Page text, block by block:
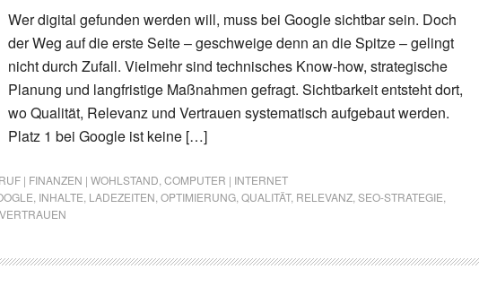
Wer digital gefunden werden will, muss bei Google sichtbar sein. Doch
der Weg auf die erste Seite – geschweige denn an die Spitze – gelingt
nicht durch Zufall. Vielmehr sind technisches Know-how, strategische
Planung und langfristige Maßnahmen gefragt. Sichtbarkeit entsteht dort,
wo Qualität, Relevanz und Vertrauen systematisch aufgebaut werden.
Platz 1 bei Google ist keine […]
| FINANZEN | WOHLSTAND COMPUTER | INTERNET
INHALTE LADEZEITEN OPTIMIERUNG QUALITÄT, RELEVANZ SEO-STRATEGIE
VERTRAUEN